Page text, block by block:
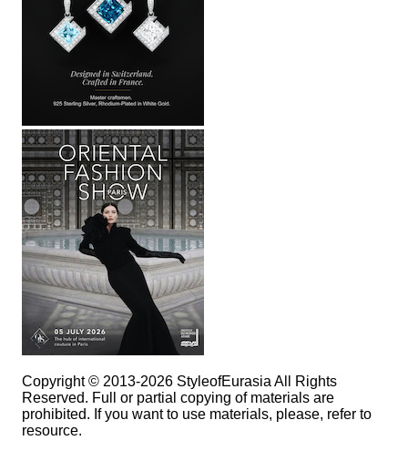
Copyright © 2013-2026 StyleofEurasia All Rights
Reserved. Full or partial copying of materials are
prohibited. If you want to use materials, please, refer to
resource.